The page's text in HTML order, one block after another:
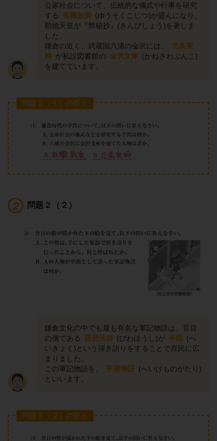
公家社会について、伝統的な儀式や行事を研究
する 有職故実 (ゆうそくこじつ)が盛んになり、
順徳天皇が『禁秘抄』(きんぴしょう)を著しま
した。
鎌倉の近く、武蔵国六浦の金沢には、
北条実
時 が私設図書館の 金沢文庫 (かねさわぶんこ)
を建てています。
問題２（１）の答え
問題２（２）
鎌倉文化の中でも最も有名な軍記物語は、盲目
の僧である 琵琶法師 (びわほうし)が 平曲 (へ
いきょく)という弾き語りをすることで庶民に広
まりました。
この軍記物語を、
平家物語 (へいけものがたり)
といいます。
問題２（２）の答え